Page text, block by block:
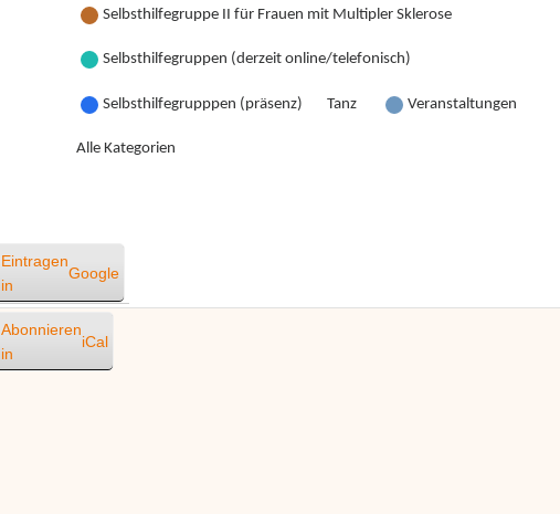
Selbsthilfegruppe II für Frauen mit Multipler Sklerose
Selbsthilfegruppen (derzeit online/telefonisch)
Selbsthilfegrupppen (präsenz) Tanz Veranstaltungen
Alle Kategorien
Eintragen
in
Google
Abonnieren
in
iCal